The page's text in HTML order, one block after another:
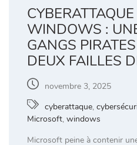
WINDOWS :
GANGS
DEUX FAILLES
novembre 3, 2025
cyberattaque,
Microsoft, windows
Microsoft peine à contenir